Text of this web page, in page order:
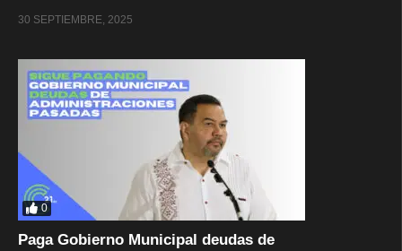
30 SEPTIEMBRE, 2025
0
Paga Gobierno Municipal deudas de